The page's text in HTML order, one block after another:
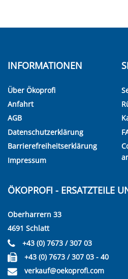
INFORMATIONEN
Über Ökoprofi
Anfahrt
AGB
Datenschutzerklärung
Barrierefreiheitserklärung
Impressum
ÖKOPROFI - ERSATZTEILE
Oberharrern 33
4691 Schlatt
+43 (0) 7673 / 307 03
+43 (0) 7673 / 307 03 - 40
verkauf@oekoprofi.com